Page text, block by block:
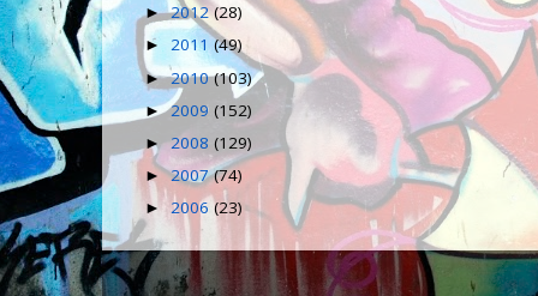
►2012(28)
► 2011 (49)
►2010(103)
►2009 (152)
►2008 (129)
►2007(74)
► 2006 (23)